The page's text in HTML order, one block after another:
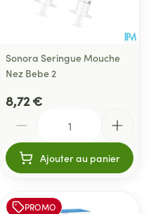
Sonora Seringue Mouche
Nez Bebe 2
8,72 €
Ajouter au panier
PROMO